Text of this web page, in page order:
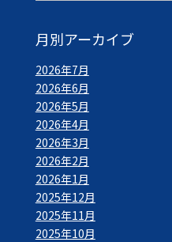
月別アーカイブ
2026年7月
2026年6月
2026年5月
2026年4月
2026年3月
2026年2月
2026年1月
2025年12月
2025年11月
2025年10月